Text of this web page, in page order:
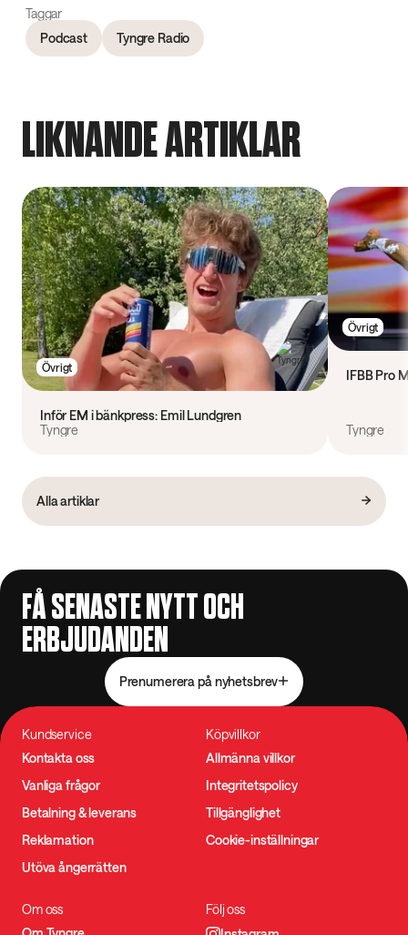
Taggar
Podcast
Tyngre Radio
LIKNANDE ARTIKLAR
Övrigt
Inför EM i bänkpress: Emil Lundgren
Tyngre
Övrigt
IFBB Pro
Tyngre
Alla artiklar
FÅ SENASTE NYTT OCH
ERBJUDANDEN
Prenumerera på nyhetsbrev
Kundservice
Kontakta oss
Vanliga frågor
Betalning & leverans
Reklamation
Utöva ångerrätten
Köpvillkor
Allmänna villkor
Integritetspolicy
Tillgänglighet
Cookie-inställningar
Om oss
Följ oss